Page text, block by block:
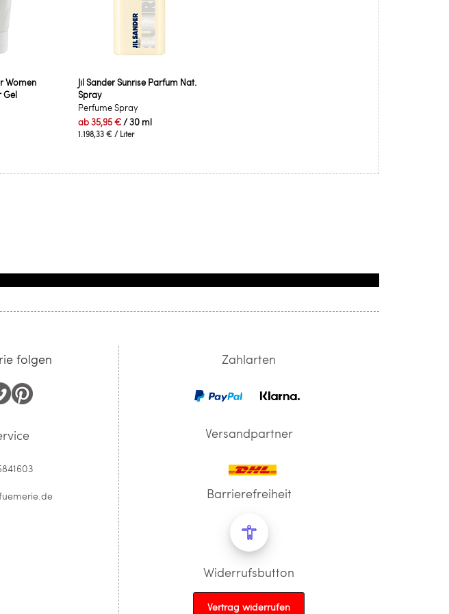
Women
Gel
Jil Sander Sunrise Parfum Nat.
Spray
Perfume Spray
ab35,95 €/ 30 ml
1.198,33 €/ Liter
folgen Zahlarten
Versandpartner
Barrierefreiheit
Widerrufsbutton
Vertrag widerrufen